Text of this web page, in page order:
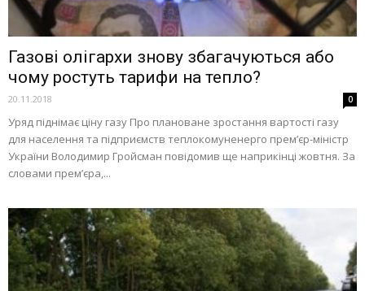
Газові олігархи знову збагачуються або
чому ростуть тарифи на тепло?
20.11.2018 0
Уряд піднімає ціну газу Про плановане зростання вартості газу
для населення та підприємств теплокомуненерго прем’єр-міністр
України Володимир Гройсман повідомив ще наприкінці жовтня. За
словами прем’єра,...